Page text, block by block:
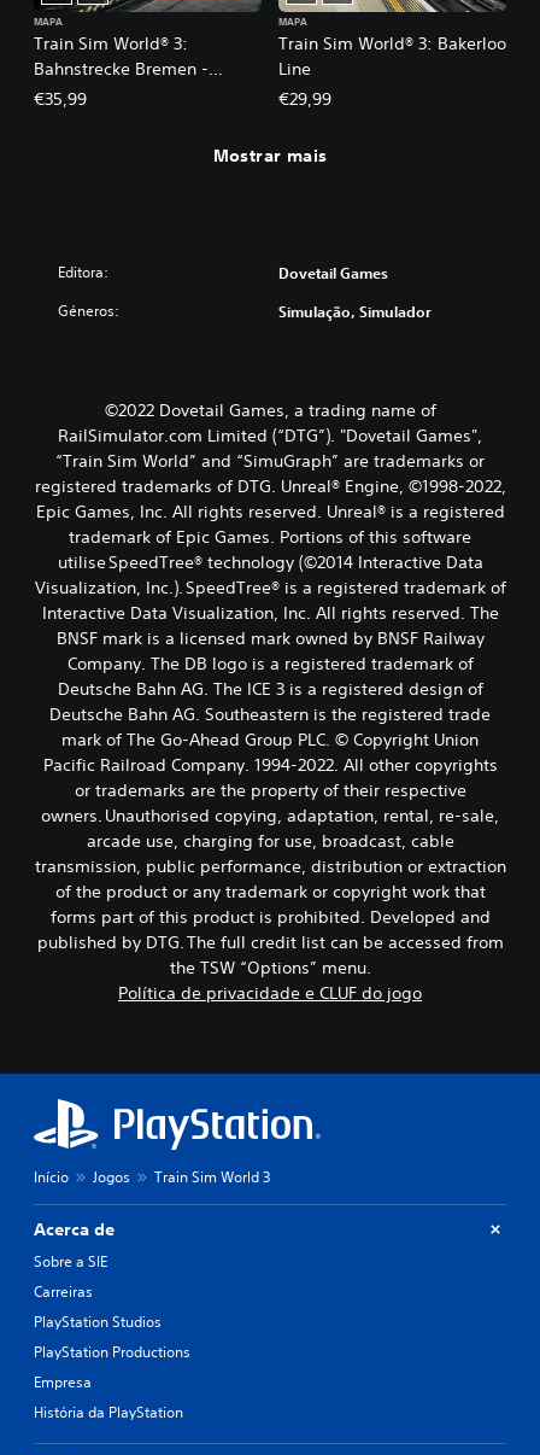
Train Sim World® 3:
Bahnstrecke Bremen -
Oldenburg
MAPA
€35,99
Train Sim World® 3: Bakerloo
Line
MAPA
€29,99
Mostrar mais
Editora: Dovetail Games
Géneros: Simulação, Simulador
©2022 Dovetail Games, a trading name of
RailSimulator.com Limited (“DTG”). "Dovetail Games",
“Train Sim World” and “SimuGraph” are trademarks or
registered trademarks of DTG. Unreal® Engine, ©1998-2022,
Epic Games, Inc. All rights reserved. Unreal® is a registered
trademark of Epic Games. Portions of this software
utilise SpeedTree® technology (©2014 Interactive Data
Visualization, Inc.). SpeedTree® is a registered trademark of
Interactive Data Visualization, Inc. All rights reserved. The
BNSF mark is a licensed mark owned by BNSF Railway
Company. The DB logo is a registered trademark of
Deutsche Bahn AG. The ICE 3 is a registered design of
Deutsche Bahn AG. Southeastern is the registered trade
mark of The Go-Ahead Group PLC. © Copyright Union
Pacific Railroad Company. 1994-2022. All other copyrights
or trademarks are the property of their respective
owners. Unauthorised copying, adaptation, rental, re-sale,
arcade use, charging for use, broadcast, cable
transmission, public performance, distribution or extraction
of the product or any trademark or copyright work that
forms part of this product is prohibited. Developed and
published by DTG. The full credit list can be accessed from
the TSW “Options” menu.
Política de privacidade e CLUF do jogo
Início Jogos Train Sim World 3
Acerca de
Sobre a SIE
Carreiras
PlayStation Studios
PlayStation Productions
Empresa
História da PlayStation